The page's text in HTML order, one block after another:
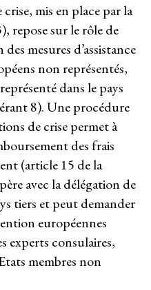
mis en place par la
repose sur le rôle de
mesures d’assistance
non représentés,
dans le pays
8). Une procédure
de crise permet à
des frais
(article 15 de la
avec la délégation de
tiers et peut demander
européennes
experts consulaires,
membres non